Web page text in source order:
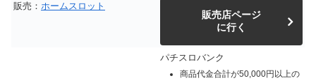
販売： ホームスロット
販売店ページ
に行く
パチスロバンク
商品代金合計が50,000円以上の